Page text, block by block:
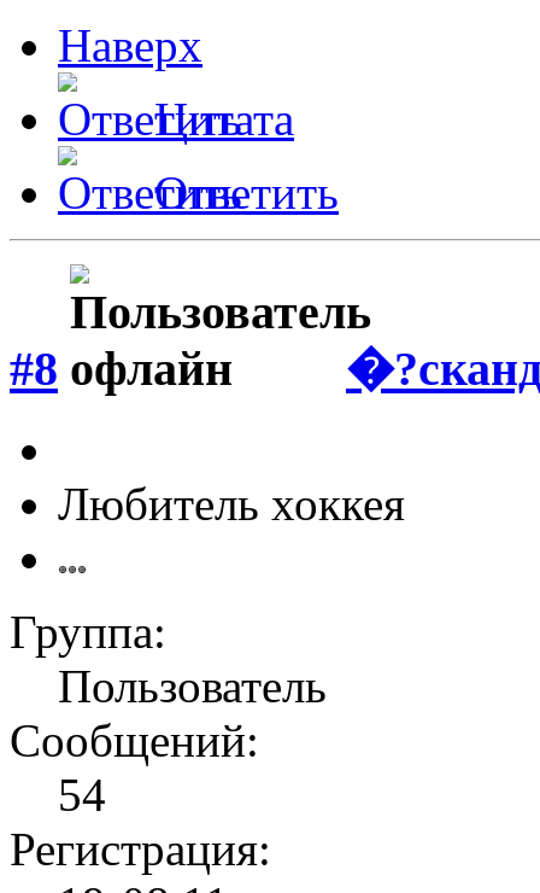
Наверх
Цитата
Ответить
#8
Любитель хоккея
Группа:
Пользователь
Сообщений:
54
Регистрация: